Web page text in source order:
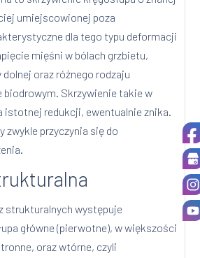
umiejscowionej poza
dla tego typu deformacji
mięśni w bólach grzbietu,
oraz różnego rodzaju
biodrowym. Skrzywienie takie w
istotnej redukcji, ewentualnie znika.
zwykle przyczynia się do
strukturalnych występuje
główne (pierwotne), w większości
oraz wtórne, czyli